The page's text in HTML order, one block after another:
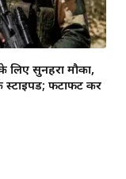
सुनहरा मौका,
स्टाइपेंड; फटाफट कर